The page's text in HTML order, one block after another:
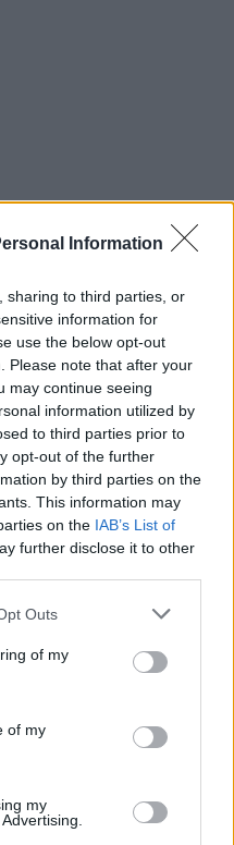
Information
sharing to third parties, or
information for
use the below opt-out
Please note that after your
may continue seeing
information utilized by
to third parties prior to
opt-out of the further
by third parties on the
This information may
on the IAB’s List of
further disclose it to other
Outs
of my
of my
my
Jūra
„Smiltynės
terminalas:
keleiviams,
(8)
neplauks
(12)